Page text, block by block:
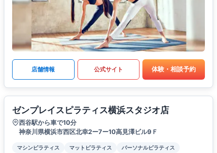
店舗情報 公式サイト 体験・相談予約
ゼンプレイスピラティス横浜スタジオ店
西谷駅から車で10分
神奈川県横浜市西区北幸2ー7ー10高見澤ビル9Ｆ
マシンピラティス マットピラティス
パーソナルピラティス